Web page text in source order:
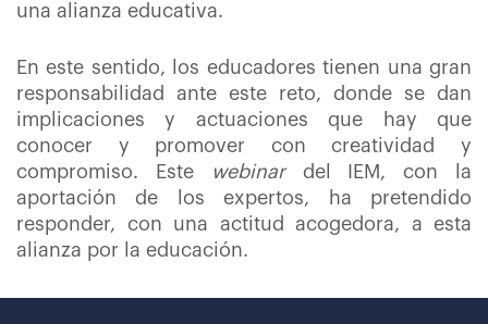
una alianza educativa.
En este sentido, los educadores tienen una gran
responsabilidad ante este reto, donde se dan
implicaciones y actuaciones que hay que
conocer y promover con creatividad y
compromiso. Este
webinardel IEM, con la
aportación de los expertos, ha pretendido
responder, con una actitud acogedora, a esta
alianza por la educación.